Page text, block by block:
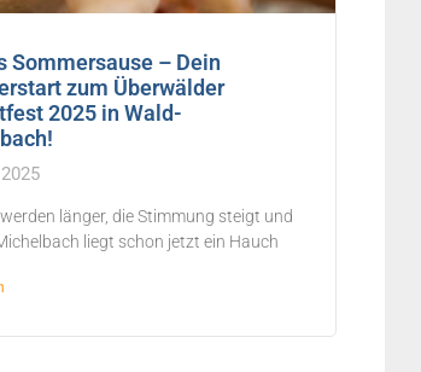
Sommersause – Dein
zum Überwälder
2025 in Wald-
werden länger, die Stimmung steigt und
liegt schon jetzt ein Hauch